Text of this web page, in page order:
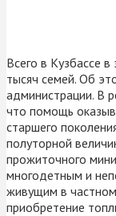
Всего в Кузбассе
тысяч семей. Об
администрации. В
что помощь
старшего
полуторной
прожиточного
многодетным и
живущим в
приобретение